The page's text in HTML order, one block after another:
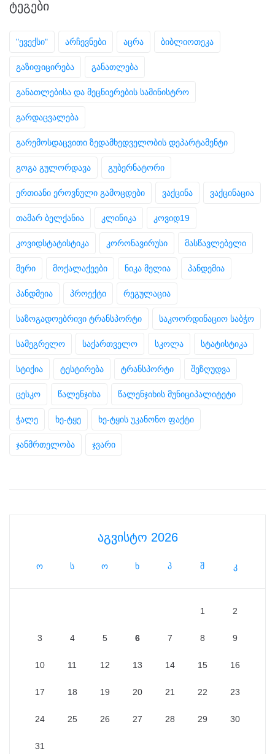
ᲢᲔᲒᲔᲑᲘ
"ევექსი" არჩევნები აცრა ბიბლიოთეკა
გაზიფიცირება განათლება
განათლებისა და მეცნიერების სამინისტრო
გარდაცვალება
გარემოსდაცვითი ზედამხედველობის დეპარტამენტი
გოგა გულორდავა გუბერნატორი
ერთიანი ეროვნული გამოცდები ვაქცინა ვაქცინაცია
თამარ ბელქანია კლინიკა კოვიდ19
კოვიდსტატისტიკა კორონავირუსი მასწავლებელი
მერი მოქალაქეები ნიკა მელია პანდემია
პანდმეია პროექტი რეგულაცია
საზოგადოებრივი ტრანსპორტი საკოორდინაციო საბჭო
სამეგრელო საქართველო სკოლა სტატისტიკა
სტიქია ტესტირება ტრანსპორტი შეზღუდვა
ცესკო წალენჯიხა წალენჯიხის მუნიციპალიტეტი
ჭალე ხე-ტყე ხე-ტყის უკანონო ფაქტი
ჯანმრთელობა ჯვარი
აგვისტო 2026
ო ს ო ხ პ შ კ
1 2
3 4 5 6 7 8 9
10 11 12 13 14 15 16
17 18 19 20 21 22 23
24 25 26 27 28 29 30
31